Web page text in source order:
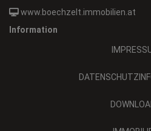
www.boechzelt.immobilien.at
Information